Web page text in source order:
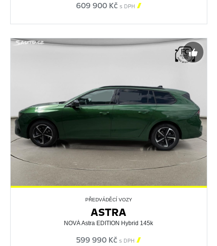
609 900 Kč s DPH 
PŘEDVÁDĚCÍ VOZY
ASTRA
NOVÁ Astra EDITION Hybrid 145k
599 990 Kč s DPH 